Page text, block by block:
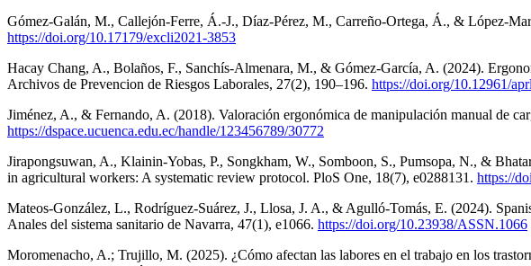
Gómez-Galán, M., Callejón-Ferre, Á.-J., Díaz-Pérez, M., Carreño-Ortega, Á., & López-
https://doi.org/10.17179/excli2021-3853
Hacay Chang, A., Bolaños, F., Sanchís-Almenara, M., & Gómez-García, A. (2024).
Archivos de Prevencion de Riesgos Laborales, 27(2), 190–196. https://doi.org/10.12961/
Jiménez, A., & Fernando, A. (2018). Valoración ergonómica de manipulación manual de
https://dspace.ucuenca.edu.ec/handle/123456789/30772
Jirapongsuwan, A., Klainin-Yobas, P., Songkham, W., Somboon, S., Pumsopa, N., &
in agricultural workers: A systematic review protocol. PloS One, 18(7), e0288131. https://
Mateos-González, L., Rodríguez-Suárez, J., Llosa, J. A., & Agulló-Tomás, E. (2024).
Anales del sistema sanitario de Navarra, 47(1), e1066. https://doi.org/10.23938/ASSN.1066
Moromenacho, A.; Trujillo, M. (2025). ¿Cómo afectan las labores en el trabajo en los